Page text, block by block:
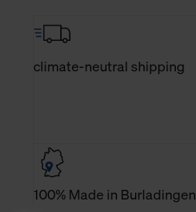
climate-neutral shipping
100% Made in Burladingen